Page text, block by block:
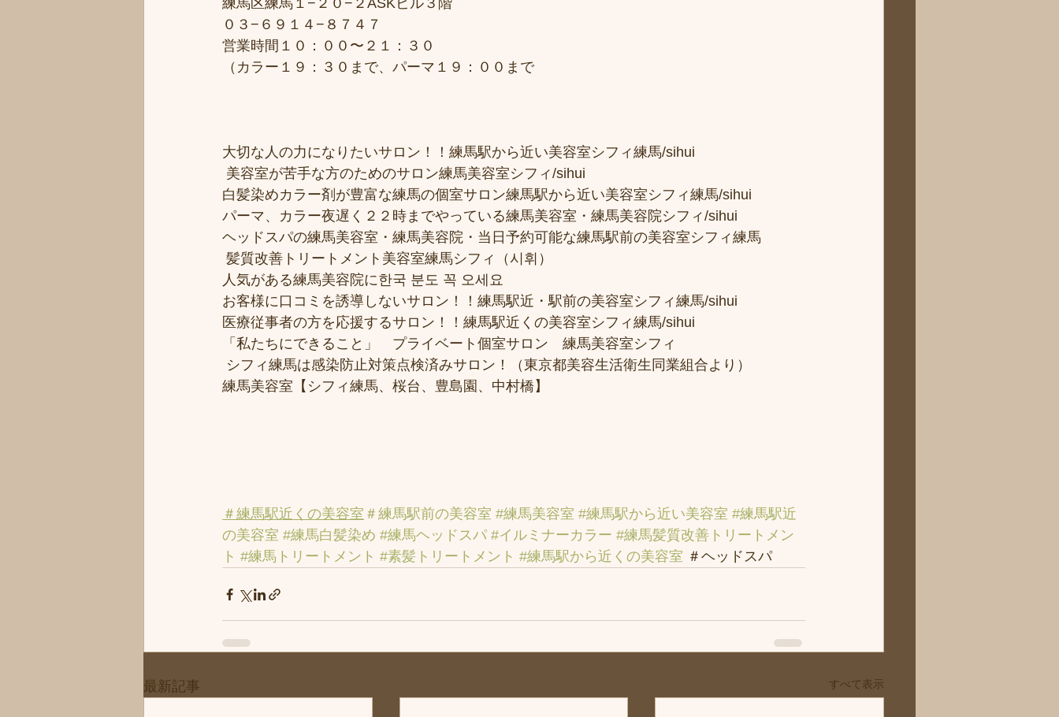
練馬区練馬１−２０−２ASKビル３階
０３−６９１４−８７４７
営業時間１０：００〜２１：３０
（カラー１９：３０まで、パーマ１９：００まで
大切な人の力になりたいサロン！！練馬駅から近い美容室シフィ練馬/sihui
美容室が苦手な方のためのサロン練馬美容室シフィ/sihui
白髪染めカラー剤が豊富な練馬の個室サロン練馬駅から近い美容室シフィ練馬/sihui
パーマ、カラー夜遅く２２時までやっている練馬美容室・練馬美容院シフィ/sihui
ヘッドスパの練馬美容室・練馬美容院・当日予約可能な練馬駅前の美容室シフィ練馬
髪質改善トリートメント美容室練馬シフィ（시휘）
人気がある練馬美容院に한국 분도 꼭 오세요
お客様に口コミを誘導しないサロン！！練馬駅近・駅前の美容室シフィ練馬/sihui
医療従事者の方を応援するサロン！！練馬駅近くの美容室シフィ練馬/sihui
「私たちにできること」　プライベート個室サロン　練馬美容室シフィ
シフィ練馬は感染防止対策点検済みサロン！（東京都美容生活衛生同業組合より）
練馬美容室【シフィ練馬、桜台、豊島園、中村橋】
＃練馬駅近くの美容室 ＃練馬駅前の美容室 #練馬美容室 #練馬駅から近い美容室 #練馬駅近
の美容室 #練馬白髪染め #練馬ヘッドスパ #イルミナーカラー #練馬髪質改善トリートメン
ト #練馬トリートメント #素髪トリートメント #練馬駅から近くの美容室 ＃ヘッドスパ
最新記事 すべて表示